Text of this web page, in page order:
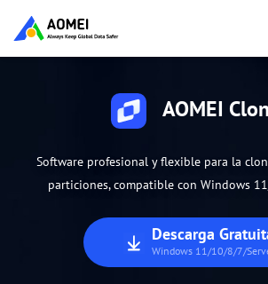
AOMEI
Software profesional y flexible para la
particiones, compatible con Windows
Descarga
Windows 11/10/8/7/